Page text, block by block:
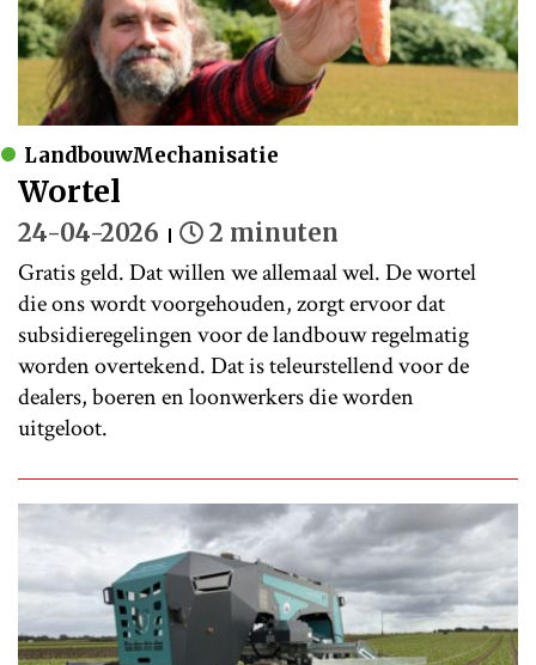
LandbouwMechanisatie
Wortel
24-04-2026 2 minuten
Gratis geld. Dat willen we allemaal wel. De wortel
die ons wordt voorgehouden, zorgt ervoor dat
subsidieregelingen voor de landbouw regelmatig
worden overtekend. Dat is teleurstellend voor de
dealers, boeren en loonwerkers die worden
uitgeloot.